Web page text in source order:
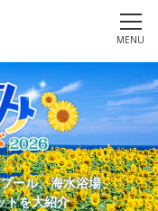
MENU
ール、海水浴場、
トを大紹介